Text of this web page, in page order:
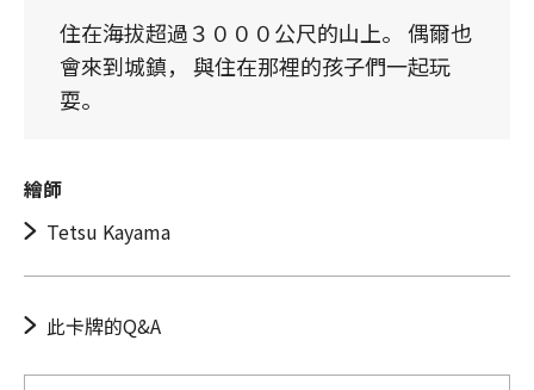
住在海拔超過３０００公尺的山上。 偶爾也
會來到城鎮， 與住在那裡的孩子們一起玩
耍。
繪師
Tetsu Kayama
此卡牌的Q&A